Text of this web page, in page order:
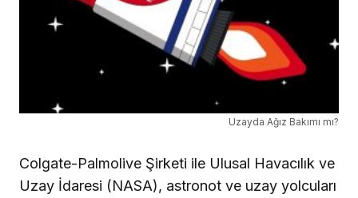
Uzayda Ağız Bakımı mı?
Colgate-Palmolive Şirketi ile Ulusal Havacılık ve
Uzay İdaresi (NASA), astronot ve uzay yolcuları